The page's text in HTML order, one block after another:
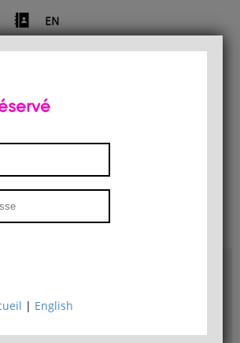
EN
Liège
philosophie
du Département de philosophie
| English